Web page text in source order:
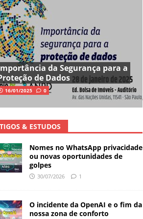
da Segurança para a
de Dados
16/01/2025 0
& ESTUDOS
Nomes no WhatsApp privacidade
ou novas oportunidades de
golpes
30/07/2026 1
O incidente da OpenAI e o fim da
nossa zona de conforto